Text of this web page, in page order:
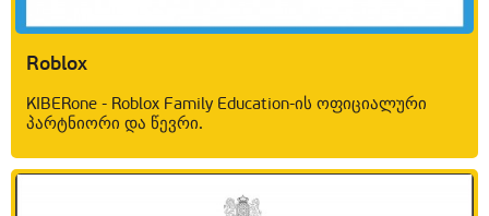
Roblox
KIBERone - Roblox Family Education-ის ოფიციალური
პარტნიორი და წევრი.